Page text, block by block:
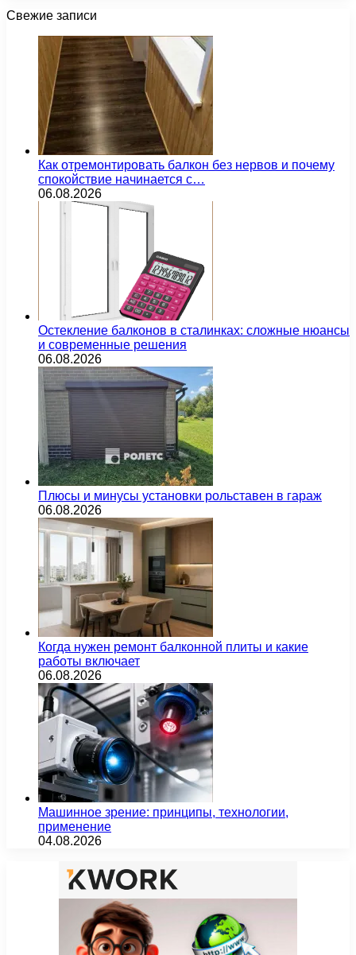
Свежие записи
Как отремонтировать балкон без нервов и почему
спокойствие начинается с…
06.08.2026
Остекление балконов в сталинках: сложные нюансы
и современные решения
06.08.2026
Плюсы и минусы установки рольставен в гараж
06.08.2026
Когда нужен ремонт балконной плиты и какие
работы включает
06.08.2026
Машинное зрение: принципы, технологии,
применение
04.08.2026